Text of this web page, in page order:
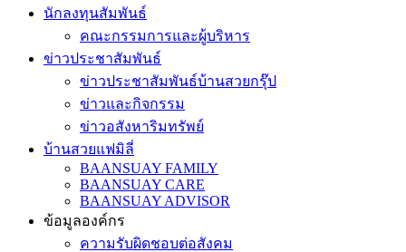
นักลงทุนสัมพันธ์
คณะกรรมการและผู้บริหาร
ข่าวประชาสัมพันธ์
ข่าวประชาสัมพันธ์บ้านสวยกรุ๊ป
ข่าวและกิจกรรม
ข่าวอสังหาริมทรัพย์
บ้านสวยแฟมิลี่
BAANSUAY FAMILY
BAANSUAY CARE
BAANSUAY ADVISOR
ข้อมูลองค์กร
ความรับผิดชอบต่อสังคม